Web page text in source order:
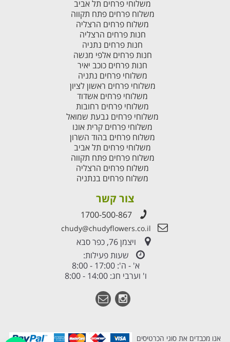
משלוחי פרחים תל אביב
משלוח פרחים פתח תקווה
משלוח פרחים הרצליה
חנות פרחים הרצליה
חנות פרחים נתניה
חנות פרחים אלפי מנשה
חנות פרחים כוכב יאיר
משלוחי פרחים נתניה
משלוחי פרחים ראשון לציון
משלוחי פרחים אשדוד
משלוחי פרחים רחובות
משלוחי פרחים גבעת שמואל
משלוחי פרחים קרית אונו
משלוח פרחים בהוד השרון
משלוחי פרחים תל אביב
משלוח פרחים פתח תקווה
משלוח פרחים הרצליה
משלוח פרחים בנתניה
צור קשר
1700-500-867
chudy@chudyflowers.co.il
ויצמן 76, כפר סבא
שעות פעילות:
א' - ה': 17:00 - 8:00
ו' וערבי חג: 14:00 - 8:00
אנו מכבדים את סוגי הכרטיסים